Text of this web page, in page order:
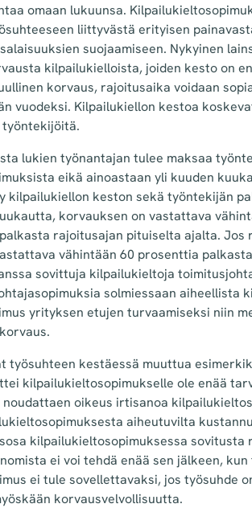
omaan lukuunsa.
liittyvästä erityisen
suojaamiseen. Nykyinen
kilpailukielloista, joiden kesto on
korvaus, rajoitusaika voidaan
vuodeksi. Kilpailukiellon kestoa
työntekijöitä.
lukien työnantajan tulee maksaa
eikä ainoastaan yli kuuden
kilpailukiellon keston sekä työntekijän
korvauksen on vastattava
rajoitusajan pituiselta ajalta.
vähintään 60 prosenttia
sovittuja kilpailukieltoja
solmiessaan aiheellista
yrityksen etujen turvaamiseksi niin
työsuhteen kestäessä muuttua
kilpailukieltosopimukselle ole enää
oikeus irtisanoa
aiheutuvilta
kilpailukieltosopimuksessa
ei voi tehdä enää sen jälkeen,
ei tule sovellettavaksi, jos työsuhde
korvausvelvollisuutta.